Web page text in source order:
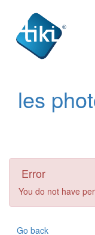
les
Error
You do not have
Go back